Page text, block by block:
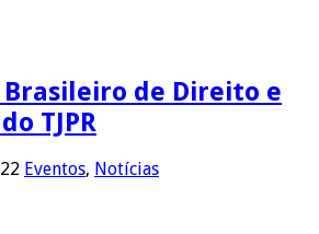
Brasileiro de Direito e
TJPR
Eventos, Notícias